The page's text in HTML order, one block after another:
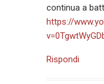
continua a
https://
Rispondi